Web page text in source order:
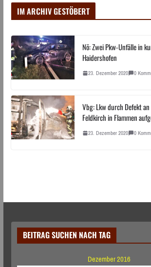
IM ARCHIV GESTÖBERT
Nö: Zwei Pkw-Unfälle in
Haidershofen
23. Dezember 2020 0
Vbg: Lkw durch Defekt
Feldkirch in Flammen
23. Dezember 2020 0
BEITRAG SUCHEN NACH TAG
Dezember 2016